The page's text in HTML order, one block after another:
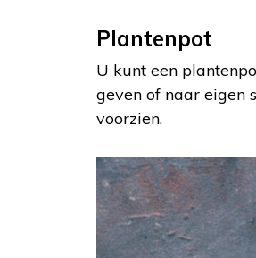
Plantenpot
U kunt een
geven of naar eigen
voorzien.